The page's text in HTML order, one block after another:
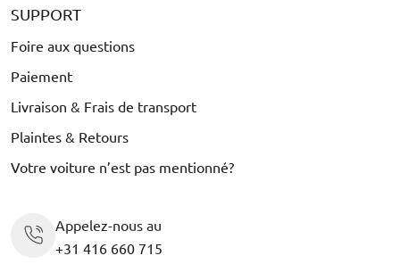
SUPPORT
Foire aux questions
Paiement
Livraison & Frais de transport
Plaintes & Retours
Votre voiture n’est pas mentionné?
Appelez-nous au
+31 416 660 715